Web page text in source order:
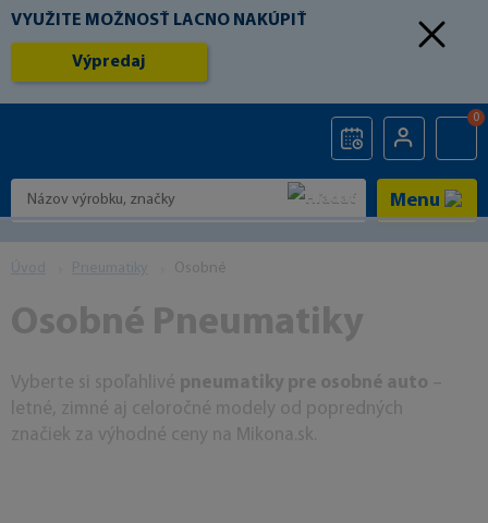
VYUŽITE MOŽNOSŤ LACNO NAKÚPIŤ
Výpredaj
0
Menu
Úvod Pneumatiky Osobné
Osobné Pneumatiky
Vyberte si spoľahlivé pneumatiky pre osobné auto –
letné, zimné aj celoročné modely od popredných
značiek za výhodné ceny na Mikona.sk.